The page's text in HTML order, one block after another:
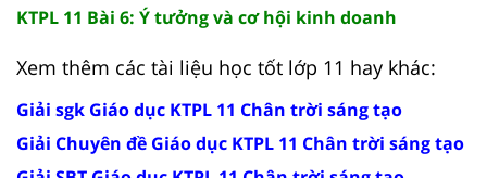
KTPL 11 Bài 6: Ý tưởng và cơ hội kinh doanh
Xem thêm các tài liệu học tốt lớp 11 hay khác:
Giải sgk Giáo dục KTPL 11 Chân trời sáng tạo
Giải Chuyên đề Giáo dục KTPL 11 Chân trời sáng tạo